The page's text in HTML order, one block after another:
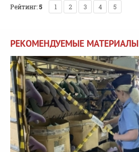
Рейтинг:5 1 2 3 4 5
РЕКОМЕНДУЕМЫЕ МАТЕРИАЛЫ